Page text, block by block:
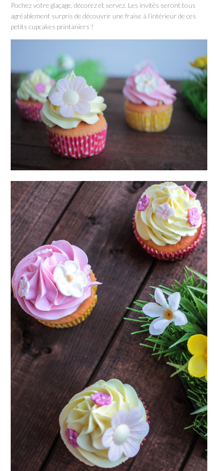
Pochez votre glaçage, décorez et servez. Les invités seront tous
agréablement surpris de découvrir une fraise à l’intérieur de ces
petits cupcakes printaniers !